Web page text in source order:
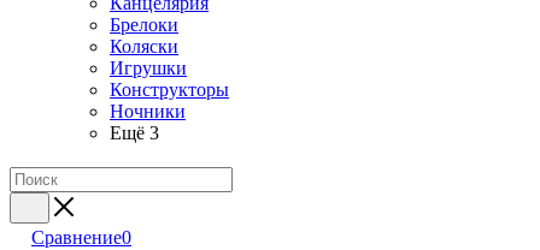
Брелоки
Коляски
Игрушки
Конструкторы
Ночники
Ещё 3
Сравнение0